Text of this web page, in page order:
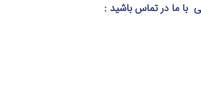
با ما در تماسباشید :